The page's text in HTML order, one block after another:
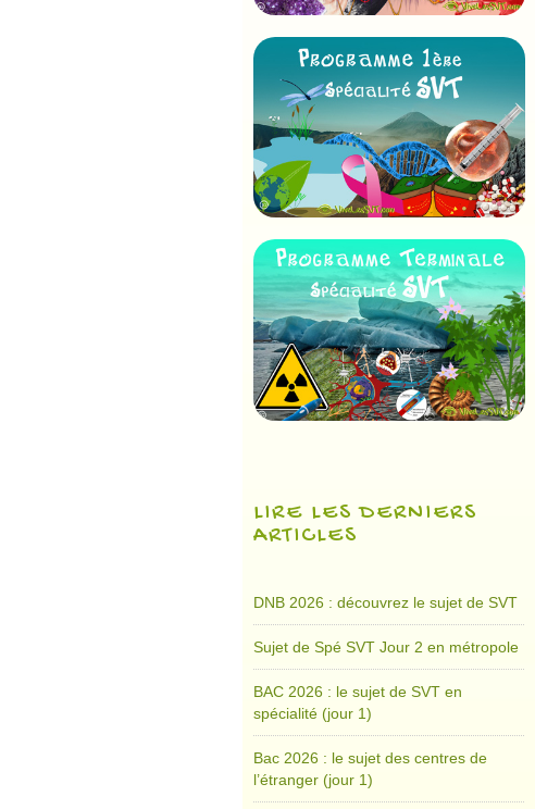
LIRE LES DERNIERS
ARTICLES
DNB 2026 : découvrez le sujet de SVT
Sujet de Spé SVT Jour 2 en métropole
BAC 2026 : le sujet de SVT en
spécialité (jour 1)
Bac 2026 : le sujet des centres de
l’étranger (jour 1)